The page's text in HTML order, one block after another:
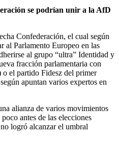
se podrían unir a la AfD
Confederación, el cual según
al Parlamento Europeo en las
al grupo “ultra” Identidad y
fracción parlamentaria con
el partido Fidesz del primer
apuntan varios expertos en
alianza de varios movimientos
antes de las elecciones
logró alcanzar el umbral